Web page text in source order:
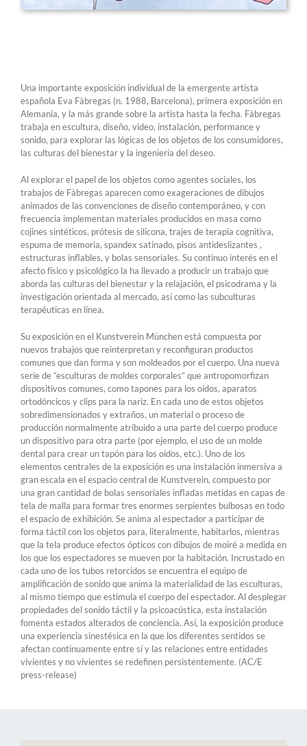
Una importante exposición individual de la emergente artista
española Eva Fàbregas (n. 1988, Barcelona), primera exposición en
Alemania, y la más grande sobre la artista hasta la fecha. Fàbregas
trabaja en escultura, diseño, video, instalación, performance y
sonido, para explorar las lógicas de los objetos de los consumidores,
las culturas del bienestar y la ingeniería del deseo.
Al explorar el papel de los objetos como agentes sociales, los
trabajos de Fàbregas aparecen como exageraciones de dibujos
animados de las convenciones de diseño contemporáneo, y con
frecuencia implementan materiales producidos en masa como
cojines sintéticos, prótesis de silicona, trajes de terapia cognitiva,
espuma de memoria, spandex satinado, pisos antideslizantes ,
estructuras inflables, y bolas sensoriales. Su continuo interés en el
afecto físico y psicológico la ha llevado a producir un trabajo que
aborda las culturas del bienestar y la relajación, el psicodrama y la
investigación orientada al mercado, así como las subculturas
terapéuticas en línea.
Su exposición en el Kunstverein München está compuesta por
nuevos trabajos que reinterpretan y reconfiguran productos
comunes que dan forma y son moldeados por el cuerpo. Una nueva
serie de “esculturas de moldes corporales” que antropomorfizan
dispositivos comunes, como tapones para los oídos, aparatos
ortodóncicos y clips para la nariz. En cada uno de estos objetos
sobredimensionados y extraños, un material o proceso de
producción normalmente atribuido a una parte del cuerpo produce
un dispositivo para otra parte (por ejemplo, el uso de un molde
dental para crear un tapón para los oídos, etc.). Uno de los
elementos centrales de la exposición es una instalación inmersiva a
gran escala en el espacio central de Kunstverein, compuesto por
una gran cantidad de bolas sensoriales infladas metidas en capas de
tela de malla para formar tres enormes serpientes bulbosas en todo
el espacio de exhibición. Se anima al espectador a participar de
forma táctil con los objetos para, literalmente, habitarlos, mientras
que la tela produce efectos ópticos con dibujos de moiré a medida en
los que los espectadores se mueven por la habitación. Incrustado en
cada uno de los tubos retorcidos se encuentra el equipo de
amplificación de sonido que anima la materialidad de las esculturas,
al mismo tiempo que estimula el cuerpo del espectador. Al desplegar
propiedades del sonido táctil y la psicoacústica, esta instalación
fomenta estados alterados de conciencia. Así, la exposición produce
una experiencia sinestésica en la que los diferentes sentidos se
afectan continuamente entre sí y las relaciones entre entidades
vivientes y no vivientes se redefinen persistentemente. (AC/E
press-release)